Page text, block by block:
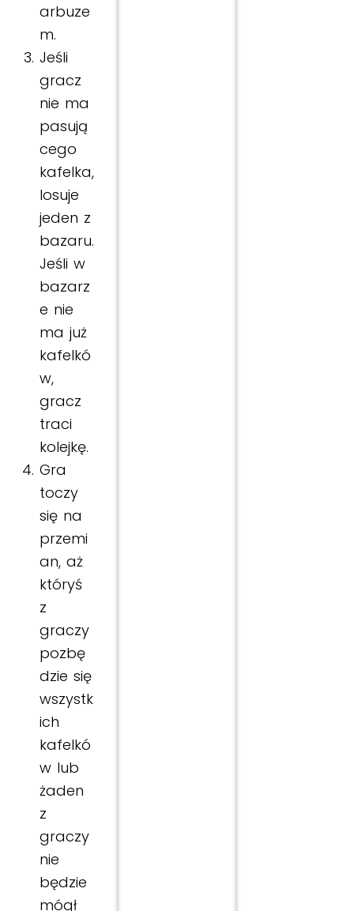
arbuze
m.
Jeśli
gracz
nie ma
pasują
cego
kafelka,
losuje
jeden z
bazaru.
Jeśli w
bazarz
e nie
ma już
kafelkó
w,
gracz
traci
kolejkę.
Gra
toczy
się na
przemi
an, aż
któryś
z
graczy
pozbę
dzie się
wszystk
ich
kafelkó
w lub
żaden
z
graczy
nie
będzie
mógł